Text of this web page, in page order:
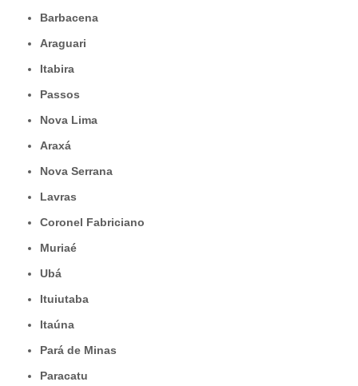
Barbacena
Araguari
Itabira
Passos
Nova Lima
Araxá
Nova Serrana
Lavras
Coronel Fabriciano
Muriaé
Ubá
Ituiutaba
Itaúna
Pará de Minas
Paracatu